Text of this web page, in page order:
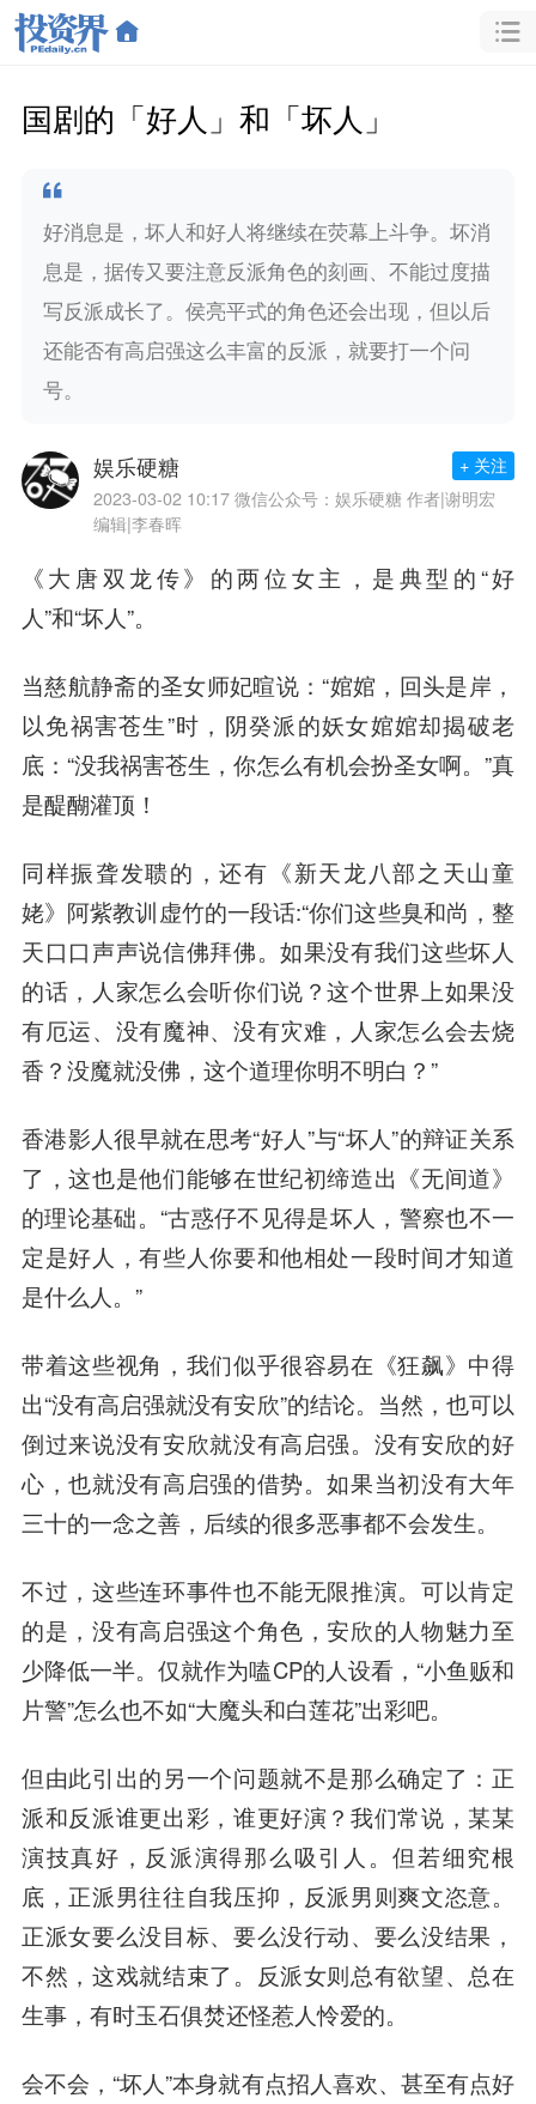
国剧的「好人」和「坏人」
好消息是，坏人和好人将继续在荧幕上斗争。坏消
息是，据传又要注意反派角色的刻画、不能过度描
写反派成长了。侯亮平式的角色还会出现，但以后
还能否有高启强这么丰富的反派，就要打一个问
号。
娱乐硬糖
2023-03-02 10:17 微信公众号：娱乐硬糖 作者|谢明宏
编辑|李春晖
+ 关注
《大唐双龙传》的两位女主，是典型的“好
人”和“坏人”。
当慈航静斋的圣女师妃暄说：“婠婠，回头是岸，
以免祸害苍生”时，阴癸派的妖女婠婠却揭破老
底：“没我祸害苍生，你怎么有机会扮圣女啊。”真
是醍醐灌顶！
同样振聋发聩的，还有《新天龙八部之天山童
姥》阿紫教训虚竹的一段话:“你们这些臭和尚，整
天口口声声说信佛拜佛。如果没有我们这些坏人
的话，人家怎么会听你们说？这个世界上如果没
有厄运、没有魔神、没有灾难，人家怎么会去烧
香？没魔就没佛，这个道理你明不明白？”
香港影人很早就在思考“好人”与“坏人”的辩证关系
了，这也是他们能够在世纪初缔造出《无间道》
的理论基础。“古惑仔不见得是坏人，警察也不一
定是好人，有些人你要和他相处一段时间才知道
是什么人。”
带着这些视角，我们似乎很容易在《狂飙》中得
出“没有高启强就没有安欣”的结论。当然，也可以
倒过来说没有安欣就没有高启强。没有安欣的好
心，也就没有高启强的借势。如果当初没有大年
三十的一念之善，后续的很多恶事都不会发生。
不过，这些连环事件也不能无限推演。可以肯定
的是，没有高启强这个角色，安欣的人物魅力至
少降低一半。仅就作为嗑CP的人设看，“小鱼贩和
片警”怎么也不如“大魔头和白莲花”出彩吧。
但由此引出的另一个问题就不是那么确定了： 正
派和反派谁更出彩，谁更好演？我们常说，某某
演技真好，反派演得那么吸引人。但若细究根
底，正派男往往自我压抑，反派男则爽文恣意。
正派女要么没目标、要么没行动、要么没结果，
不然，这戏就结束了。反派女则总有欲望、总在
生事，有时玉石俱焚还怪惹人怜爱的。
会不会，“坏人”本身就有点招人喜欢、甚至有点好